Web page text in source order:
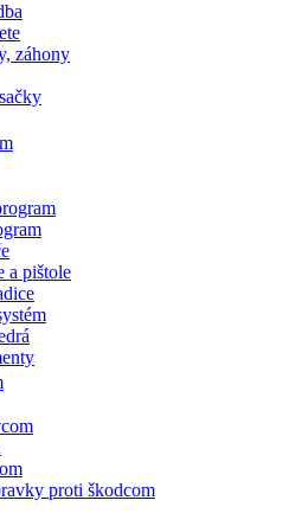
záhony
a pištole
proti škodcom